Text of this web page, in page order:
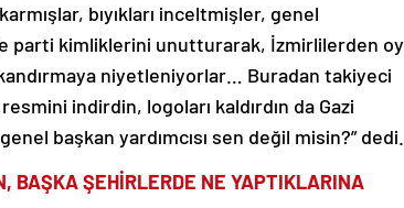
bıyıkları inceltmişler, genel
parti kimliklerini unutturarak, İzmirlilerden oy
niyetleniyorlar… Buradan takiyeci
indirdin, logoları kaldırdın da Gazi
başkan yardımcısı sen değil misin?” dedi.
BAŞKA ŞEHİRLERDE NE YAPTIKLARINA